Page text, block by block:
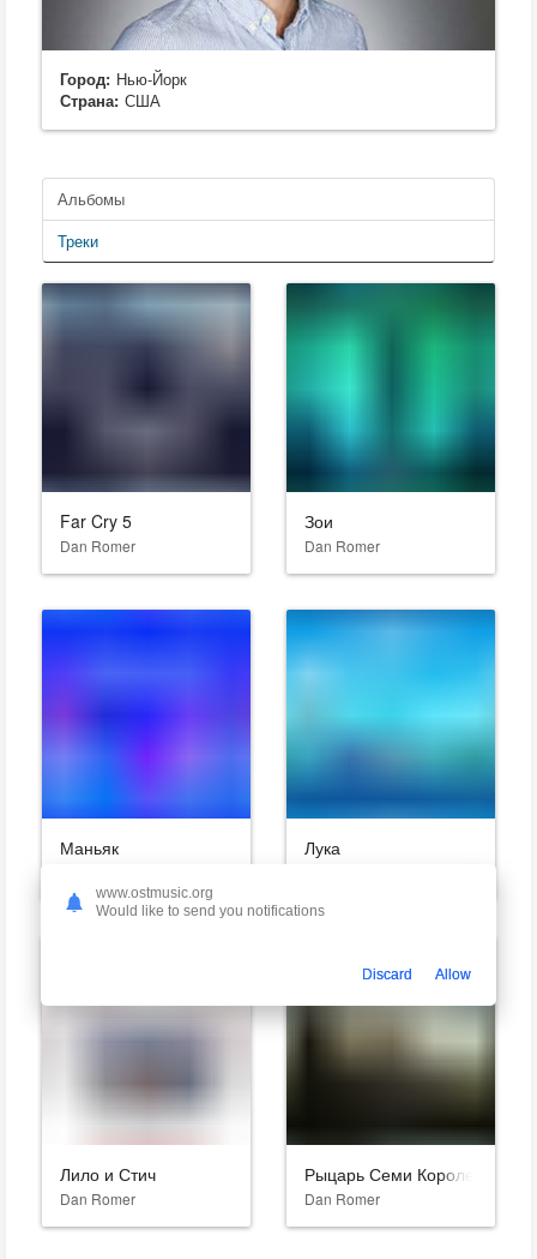
Город: Нью-Йорк
Страна: США
Альбомы
Треки
Far Cry 5
Dan Romer
Зои
Dan Romer
Маньяк Лука
Лило и Стич
Dan Romer
Рыцарь Семи Королевств
Dan Romer
www.ostmusic.org
Would like to send you notifications
Discard Allow